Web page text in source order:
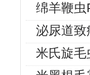
绵羊鞭
泌尿道
米氏旋